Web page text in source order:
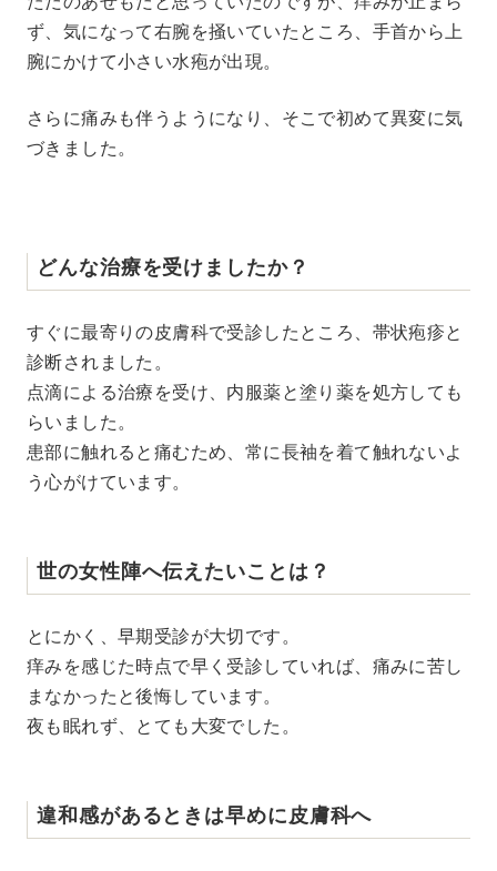
ず、気になって右腕を掻いていたところ、手首から上
腕にかけて小さい水疱が出現。
さらに痛みも伴うようになり、そこで初めて異変に気
づきました。
どんな治療を受けましたか？
すぐに最寄りの皮膚科で受診したところ、帯状疱疹と
診断されました。
点滴による治療を受け、内服薬と塗り薬を処方しても
らいました。
患部に触れると痛むため、常に長袖を着て触れないよ
う心がけています。
世の女性陣へ伝えたいことは？
とにかく、早期受診が大切です。
痒みを感じた時点で早く受診していれば、痛みに苦し
まなかったと後悔しています。
夜も眠れず、とても大変でした。
違和感があるときは早めに皮膚科へ